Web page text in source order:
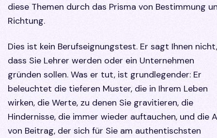
diese Themen durch das Prisma von Bestimmung
Richtung.
Dies ist kein Berufseignungstest. Er sagt Ihnen nicht,
dass Sie Lehrer werden oder ein Unternehmen
gründen sollen. Was er tut, ist grundlegender: Er
beleuchtet die tieferen Muster, die in Ihrem Leben
wirken, die Werte, zu denen Sie gravitieren, die
Hindernisse, die immer wieder auftauchen, und die
von Beitrag, der sich für Sie am authentischsten